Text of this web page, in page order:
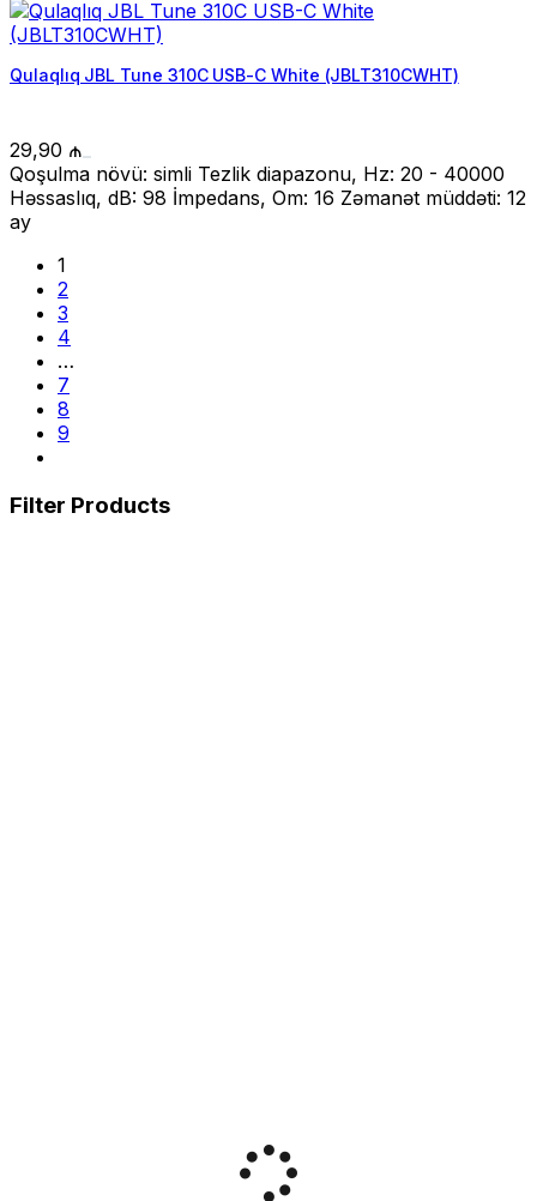
Qulaqlıq JBL Tune 310C USB-C White (JBLT310CWHT)
29,90 ₼
Qoşulma növü: simli Tezlik diapazonu, Hz: 20 - 40000
Həssaslıq, dB: 98 İmpedans, Om: 16 Zəmanət müddəti: 12
ay
1
2
3
4
…
7
8
9
Filter Products